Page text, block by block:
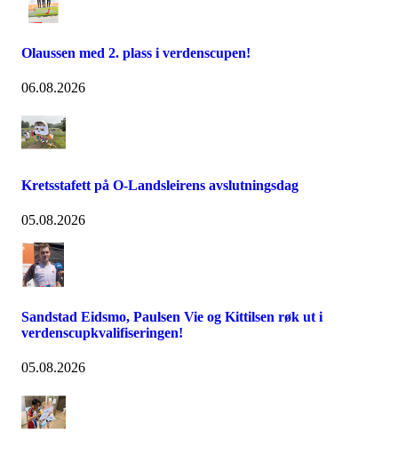
Olaussen med 2. plass i verdenscupen!
06.08.2026
Kretsstafett på O-Landsleirens avslutningsdag
05.08.2026
Sandstad Eidsmo, Paulsen Vie og Kittilsen røk ut i
verdenscupkvalifiseringen!
05.08.2026